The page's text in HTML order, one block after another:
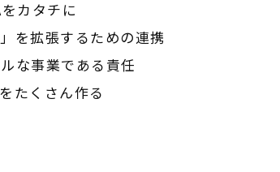
カタチに
を拡張するための連携
な事業である責任
たくさん作る